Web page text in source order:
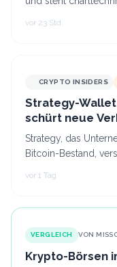
vor 23 Std.
CRYPTO INSIDERS
Strategy-
schürt neue
Strategy, das
Bitcoin-Bestand,
vor 1 Tag
VERGLEICH VON
Krypto-Börsen